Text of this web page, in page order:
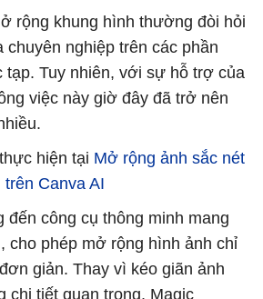
rộng khung hình thường đòi hỏi
chuyên nghiệp trên các phần
tạp. Tuy nhiên, với sự hỗ trợ của
việc này giờ đây đã trở nên
hiện tại Mở rộng ảnh sắc nét
Canva AI
đến công cụ thông minh mang
cho phép mở rộng hình ảnh chỉ
giản. Thay vì kéo giãn ảnh
chi tiết quan trọng, Magic